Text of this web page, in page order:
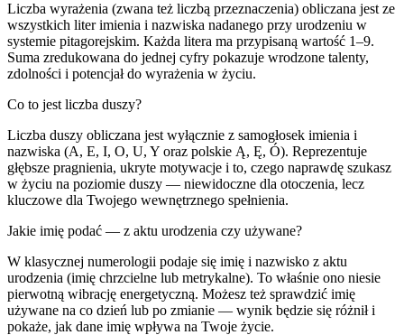
Liczba wyrażenia (zwana też liczbą przeznaczenia) obliczana jest ze
wszystkich liter imienia i nazwiska nadanego przy urodzeniu w
systemie pitagorejskim. Każda litera ma przypisaną wartość 1–9.
Suma zredukowana do jednej cyfry pokazuje wrodzone talenty,
zdolności i potencjał do wyrażenia w życiu.
Co to jest liczba duszy?
Liczba duszy obliczana jest wyłącznie z samogłosek imienia i
nazwiska (A, E, I, O, U, Y oraz polskie Ą, Ę, Ó). Reprezentuje
głębsze pragnienia, ukryte motywacje i to, czego naprawdę szukasz
w życiu na poziomie duszy — niewidoczne dla otoczenia, lecz
kluczowe dla Twojego wewnętrznego spełnienia.
Jakie imię podać — z aktu urodzenia czy używane?
W klasycznej numerologii podaje się imię i nazwisko z aktu
urodzenia (imię chrzcielne lub metrykalne). To właśnie ono niesie
pierwotną wibrację energetyczną. Możesz też sprawdzić imię
używane na co dzień lub po zmianie — wynik będzie się różnił i
pokaże, jak dane imię wpływa na Twoje życie.